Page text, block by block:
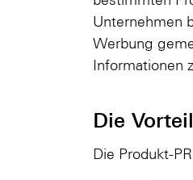
Unternehmen
Werbung
Informationen
Die
Die Produkt-